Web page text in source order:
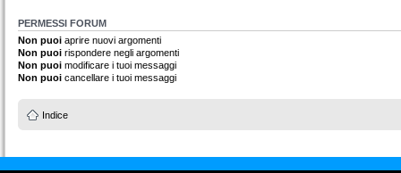
PERMESSI FORUM
Non puoi aprire nuovi argomenti
Non puoi rispondere negli argomenti
Non puoi modificare i tuoi messaggi
Non puoi cancellare i tuoi messaggi
Indice